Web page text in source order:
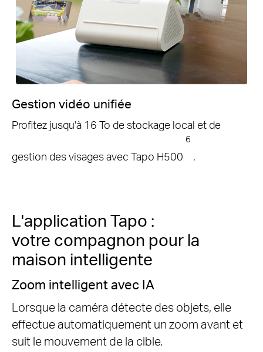
Gestion vidéo unifiée
Profitez jusqu'à 16 To de stockage local et de
gestion des visages avec Tapo H500
6
.
L'application Tapo :
votre compagnon pour la
maison intelligente
Zoom intelligent avec IA
Lorsque la caméra détecte des objets, elle
effectue automatiquement un zoom avant et
suit le mouvement de la cible.